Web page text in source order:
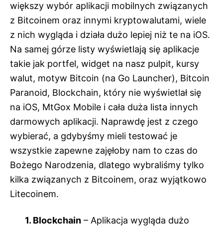
większy wybór aplikacji mobilnych związanych
z Bitcoinem oraz innymi kryptowalutami, wiele
z nich wygląda i działa dużo lepiej niż te na iOS.
Na samej górze listy wyświetlają się aplikacje
takie jak portfel, widget na nasz pulpit, kursy
walut, motyw Bitcoin (na Go Launcher), Bitcoin
Paranoid, Blockchain, który nie wyświetlał się
na iOS, MtGox Mobile i cała duża lista innych
darmowych aplikacji. Naprawdę jest z czego
wybierać, a gdybyśmy mieli testować je
wszystkie zapewne zajęłoby nam to czas do
Bożego Narodzenia, dlatego wybraliśmy tylko
kilka związanych z Bitcoinem, oraz wyjątkowo
Litecoinem.
1. Blockchain – Aplikacja wygląda dużo